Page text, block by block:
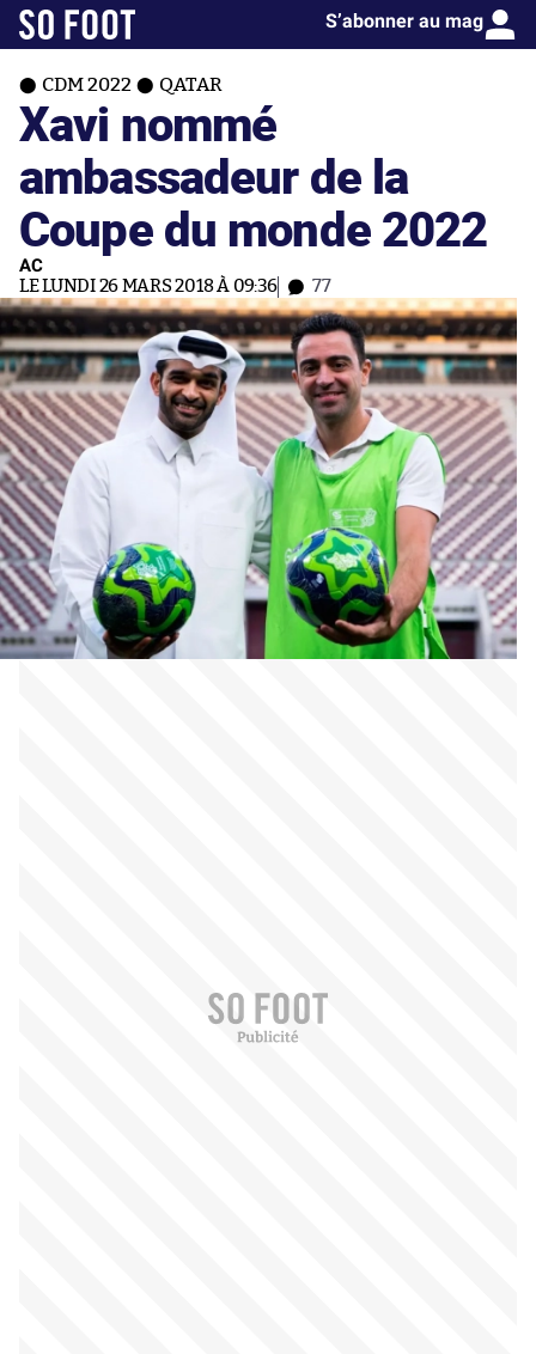
S’abonner au mag
CDM 2022 QATAR
Xavi nommé
ambassadeur de la
Coupe du monde 2022
AC
LE LUNDI 26 MARS 2018 À 09:36 77